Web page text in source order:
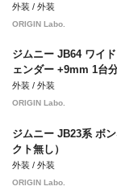
外装 / 外装
ORIGIN Labo.
ジムニー JB64 ワイ
ェンダー +9mm 1台
外装 / 外装
ORIGIN Labo.
ジムニー JB23系 ボ
クト無し）
外装 / 外装
ORIGIN Labo.